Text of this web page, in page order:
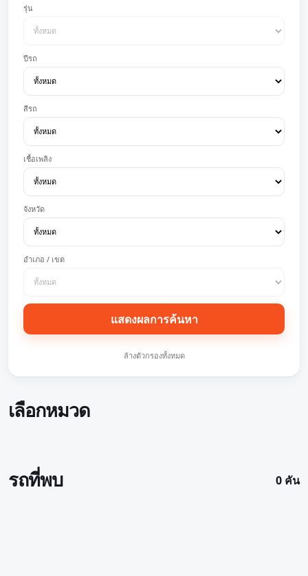
รุ่น
ปีรถ
สีรถ
เชื้อเพลิง
จังหวัด
อำเภอ / เขต
แสดงผลการค้นหา
ล้างตัวกรองทั้งหมด
เลือกหมวด
รถที่พบ 0 คัน